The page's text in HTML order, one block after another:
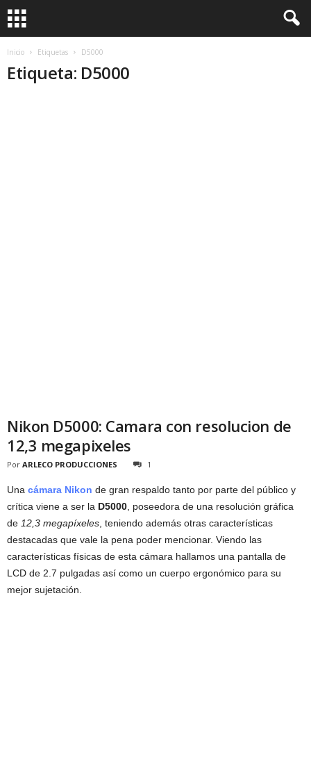
Inicio Etiquetas D5000
Etiqueta: D5000
Nikon D5000: Camara con resolucion de
12,3 megapixeles
Por ARLECO PRODUCCIONES 1
Una cámara Nikon de gran respaldo tanto por parte del público y
crítica viene a ser la D5000 , poseedora de una resolución gráfica
de 12,3 megapíxeles , teniendo además otras características
destacadas que vale la pena poder mencionar. Viendo las
características físicas de esta cámara hallamos una pantalla de
LCD de 2.7 pulgadas así como un cuerpo ergonómico para su
mejor sujetación.